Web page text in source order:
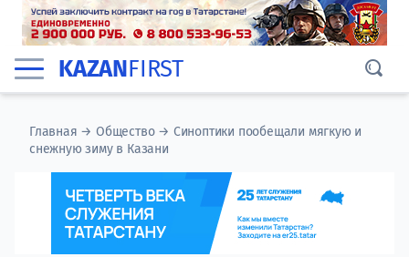
KAZANFIRST
Главная →Общество→ Синоптики пообещали мягкую и
снежную зиму в Казани